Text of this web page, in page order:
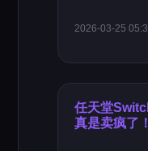
2026-03-25
任天堂
真是卖疯了！